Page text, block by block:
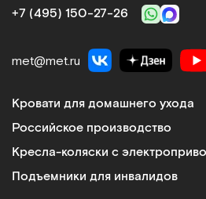
+7 (495) 150‑27‑26
met@met.ru
Кровати для домашнего ухода
Российское производство
Кресла-коляски с
Подъемники для инвалидов